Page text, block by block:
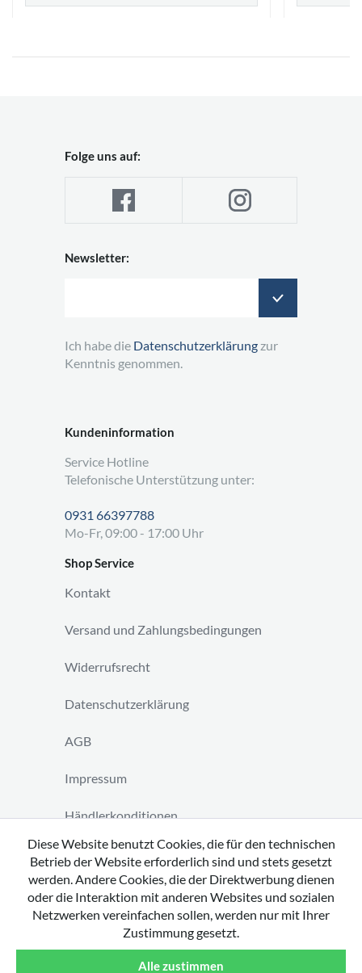
Kundeninformation
Service Hotline
Telefonische Unterstützung unter:
0931 66397788
Mo-Fr, 09:00 - 17:00 Uhr
Shop Service
Kontakt
Versand und Zahlungsbedingungen
Widerrufsrecht
Datenschutzerklärung
AGB
Impressum
Händlerkonditionen
Vertrag widerrufen
Folge uns auf:
Newsletter:
Ich habe die Datenschutzerklärung zur
Kenntnis genommen.
Diese Website benutzt Cookies, die für den technischen
Betrieb der Website erforderlich sind und stets gesetzt
werden. Andere Cookies, die der Direktwerbung dienen
oder die Interaktion mit anderen Websites und sozialen
Netzwerken vereinfachen sollen, werden nur mit Ihrer
Zustimmung gesetzt.